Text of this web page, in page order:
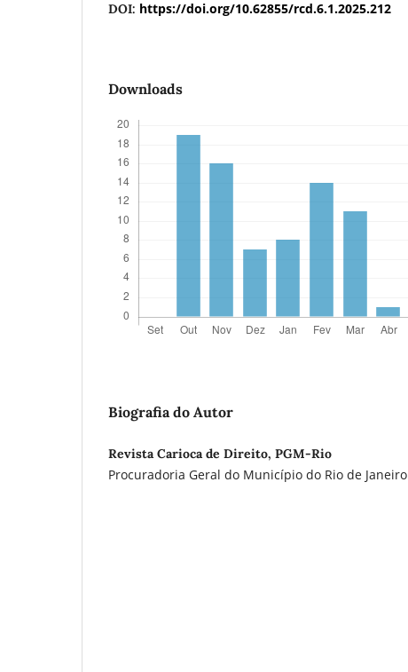
DOI: https://doi.org/10.62855/rcd.6.1.2025.212
Downloads
Biografia do Autor
Revista Carioca de Direito, PGM-Rio
Procuradoria Geral do Município do Rio de Janeiro